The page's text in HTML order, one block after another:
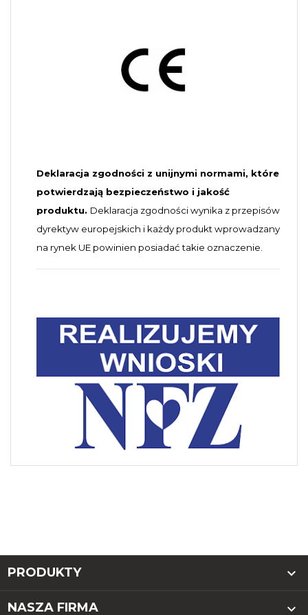
Deklaracja zgodności z unijnymi normami, które
potwierdzają bezpieczeństwo i jakość
produktu. Deklaracja zgodności wynika z przepisów
dyrektyw europejskich i każdy produkt wprowadzany
na rynek UE powinien posiadać takie oznaczenie.
PRODUKTY 
NASZA FIRMA 